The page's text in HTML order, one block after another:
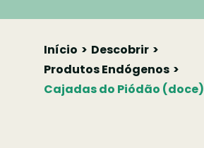
Início
Descobrir
Produtos Endógenos
Cajadas do Piódão (doce)